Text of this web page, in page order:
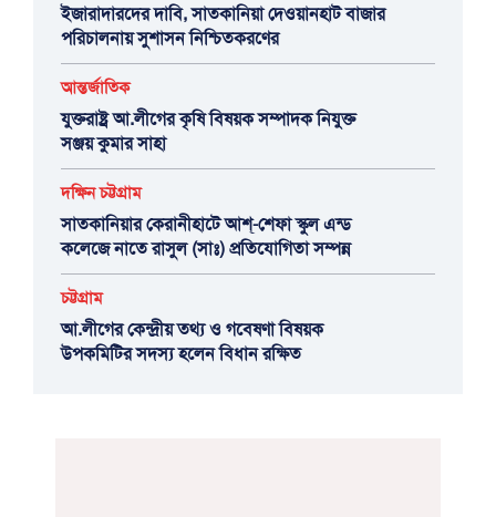
ইজারাদারদের দাবি, সাতকানিয়া দেওয়ানহাট বাজার
পরিচালনায় সুশাসন নিশ্চিতকরণের
আন্তর্জাতিক
যুক্তরাষ্ট্র আ.লীগের কৃষি বিষয়ক সম্পাদক নিযুক্ত
সঞ্জয় কুমার সাহা
দক্ষিন চট্টগ্রাম
সাতকানিয়ার কেরানীহাটে আশ্-শেফা স্কুল এন্ড
কলেজে নাতে রাসুল (সাঃ) প্রতিযোগিতা সম্পন্ন
চট্টগ্রাম
আ.লীগের কেন্দ্রীয় তথ্য ও গবেষণা বিষয়ক
উপকমিটির সদস্য হলেন বিধান রক্ষিত